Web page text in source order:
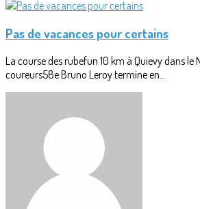
Pas de vacances pour certains
La course des rubefun 10 km à Quievy dans
coureurs58e Bruno Leroy termine en...